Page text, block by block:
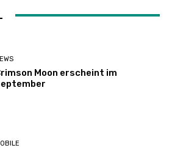
Moon erscheint im